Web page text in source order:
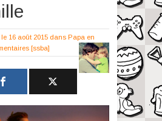
le 16 août 2015 dans Papa en
[ssba]